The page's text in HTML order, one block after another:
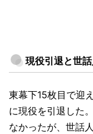
現役引退と世
東幕下15枚目で迎
に現役を引退した
なかったが、世話